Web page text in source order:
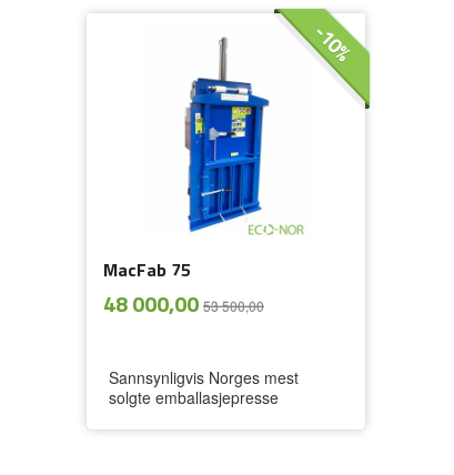
MacFab 75
Tilbud
48 000,00 53 500,00
-10%
mva.
Sannsynligvis Norges mest
solgte emballasjepresse